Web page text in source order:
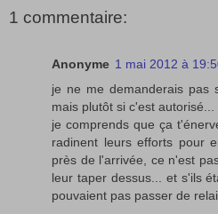
1 commentaire:
Anonyme 1 mai 2012 à
je ne me demanderais pas
mais plutôt si c'est autorisé...
je comprends que ça
radinent leurs efforts pour
près de l'arrivée, ce n'est
leur taper dessus... et s'ils
pouvaient pas passer de